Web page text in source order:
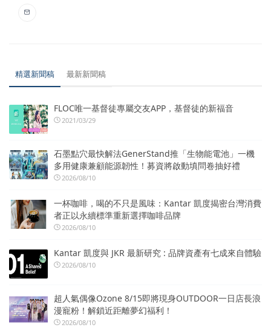
精選新聞稿 最新新聞稿
FLOC唯一基督徒專屬交友APP，基督徒的新福音
2021/03/29
石墨點穴最快解法GenerStand推「生物能電池」一機
多用健康兼顧能源韌性！募資將啟動填問卷抽好禮
2026/08/10
一杯咖啡，喝的不只是風味：Kantar 凱度揭密台灣消費
者正以永續標準重新選擇咖啡品牌
2026/08/10
Kantar 凱度與 JKR 最新研究 : 品牌資產有七成來自體驗
2026/08/10
超人氣偶像Ozone 8/15即將現身OUTDOOR一日店長浪
漫寵粉！解鎖近距離夢幻福利！
2026/08/10